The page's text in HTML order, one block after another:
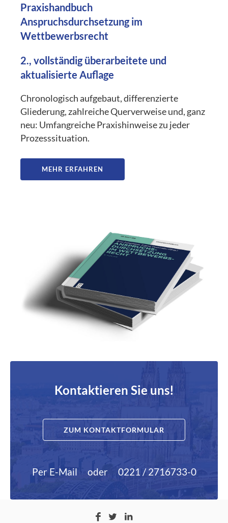
Praxishandbuch
Anspruchsdurchsetzung im
Wettbewerbsrecht
2., vollständig überarbeitete und
aktualisierte Auflage
Chronologisch aufgebaut, differenzierte
Gliederung, zahlreiche Querverweise und, ganz
neu: Umfangreiche Praxishinweise zu jeder
Prozesssituation.
MEHR ERFAHREN
Kontaktieren Sie uns!
ZUM KONTAKTFORMULAR
Per E-Mail oder 0221 / 2716733-0